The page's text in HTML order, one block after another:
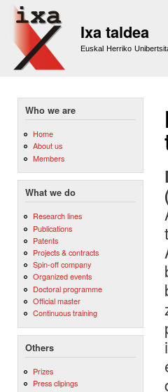
Ixa taldea
Euskal Herriko
Who we are
Home
About us
Members
What we do
Research lines
Publications
Patents
Projects & contracts
Spin-off company
Organized events
Doctoral programme
Official master
Continuous training
Others
Prizes
Press clipings